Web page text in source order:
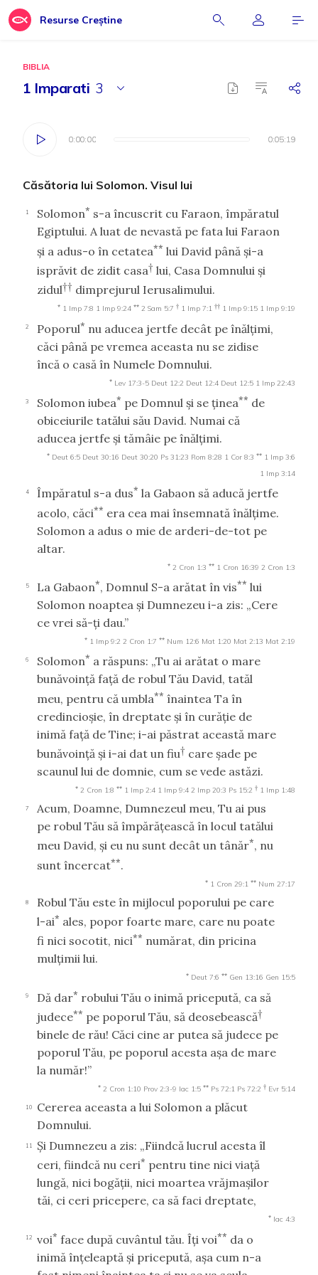
Resurse Creștine
BIBLIA
1 Imparati 3
0:00:00 0:05:19
0:00:00 0:05:19
Căsătoria lui Solomon. Visul lui
1 Solomon* s-a încuscrit cu Faraon, împăratul
Egiptului. A luat de nevastă pe fata lui Faraon
şi a adus-o în cetatea** lui David până şi-a
isprăvit de zidit casa† lui, Casa Domnului şi
zidul†† dimprejurul Ierusalimului.
* 1 Imp 7:8 1 Imp 9:24 ** 2 Sam 5:7 † 1 Imp 7:1 †† 1 Imp 9:15 1 Imp 9:19
2 Poporul* nu aducea jertfe decât pe înălţimi,
căci până pe vremea aceasta nu se zidise
încă o casă în Numele Domnului.
* Lev 17:3-5 Deut 12:2 Deut 12:4 Deut 12:5 1 Imp 22:43
3 Solomon iubea* pe Domnul şi se ţinea** de
obiceiurile tatălui său David. Numai că
aducea jertfe şi tămâie pe înălţimi.
* Deut 6:5 Deut 30:16 Deut 30:20 Ps 31:23 Rom 8:28 1 Cor 8:3 ** 1 Imp 3:6
1 Imp 3:14
4 Împăratul s-a dus* la Gabaon să aducă jertfe
acolo, căci** era cea mai însemnată înălţime.
Solomon a adus o mie de arderi-de-tot pe
altar.
* 2 Cron 1:3 ** 1 Cron 16:39 2 Cron 1:3
5 La Gabaon*, Domnul S-a arătat în vis** lui
Solomon noaptea şi Dumnezeu i-a zis: „Cere
ce vrei să-ţi dau.”
* 1 Imp 9:2 2 Cron 1:7 ** Num 12:6 Mat 1:20 Mat 2:13 Mat 2:19
6 Solomon* a răspuns: „Tu ai arătat o mare
bunăvoinţă faţă de robul Tău David, tatăl
meu, pentru că umbla** înaintea Ta în
credincioşie, în dreptate şi în curăţie de
inimă faţă de Tine; i-ai păstrat această mare
bunăvoinţă şi i-ai dat un fiu† care şade pe
scaunul lui de domnie, cum se vede astăzi.
* 2 Cron 1:8 ** 1 Imp 2:4 1 Imp 9:4 2 Imp 20:3 Ps 15:2 † 1 Imp 1:48
7
Acum, Doamne, Dumnezeul meu, Tu ai pus
pe robul Tău să împărăţească în locul tatălui
meu David, şi eu nu sunt decât un tânăr*, nu
sunt încercat**.
* 1 Cron 29:1 ** Num 27:17
8
Robul Tău este în mijlocul poporului pe care
l-ai* ales, popor foarte mare, care nu poate
fi nici socotit, nici** numărat, din pricina
mulţimii lui.
* Deut 7:6 ** Gen 13:16 Gen 15:5
9 Dă dar* robului Tău o inimă pricepută, ca să
judece** pe poporul Tău, să deosebească†
binele de rău! Căci cine ar putea să judece pe
poporul Tău, pe poporul acesta aşa de mare
la număr!”
* 2 Cron 1:10 Prov 2:3-9 Iac 1:5 ** Ps 72:1 Ps 72:2 † Evr 5:14
10
Cererea aceasta a lui Solomon a plăcut
Domnului.
11
Şi Dumnezeu a zis: „Fiindcă lucrul acesta îl
ceri, fiindcă nu ceri* pentru tine nici viaţă
lungă, nici bogăţii, nici moartea vrăjmaşilor
tăi, ci ceri pricepere, ca să faci dreptate,
* Iac 4:3
12 voi* face după cuvântul tău. Îţi voi** da o
inimă înţeleaptă şi pricepută, aşa cum n-a